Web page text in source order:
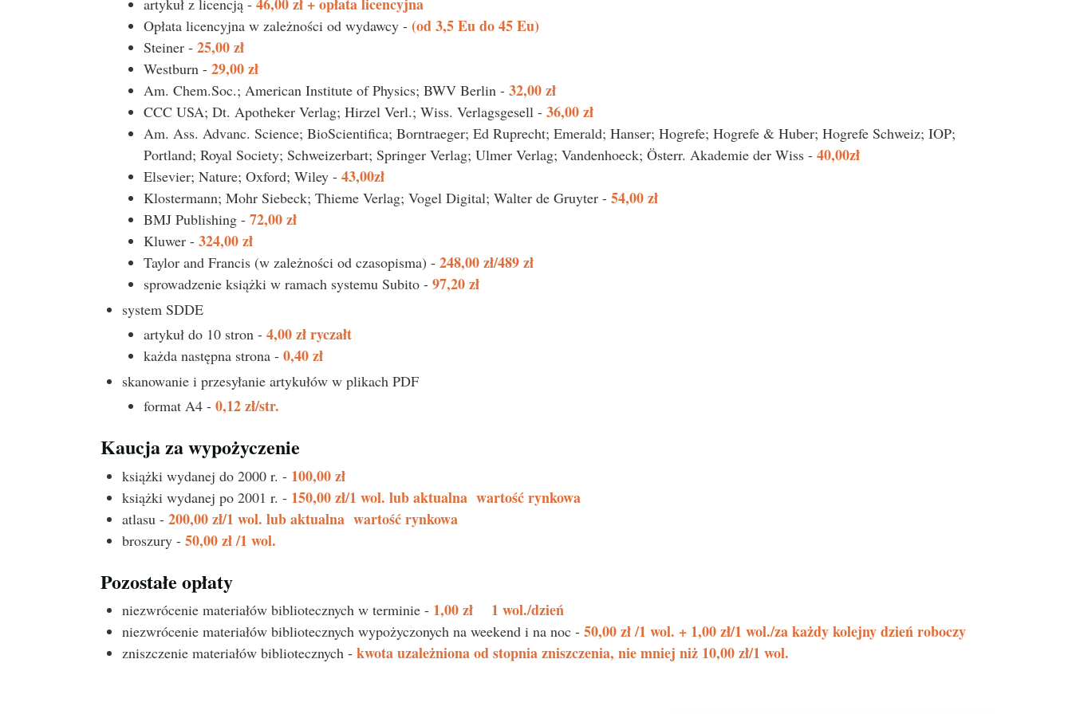
artykuł z licencją -
Opłata licencyjna w zależności od wydawcy - (od 3,5 Eu do 45 Eu)
Steiner - 25,00 zł
Westburn - 29,00 zł
Am. Chem.Soc.; American Institute of Physics; BWV Berlin - 32,00 zł
CCC USA; Dt. Apotheker Verlag; Hirzel Verl.; Wiss. Verlagsgesell - 36,00 zł
Am. Ass. Advanc. Science; BioScientifica; Borntraeger; Ed Ruprecht; Emerald; Hanser; Hogrefe; Hogrefe & Huber; Hogrefe Schweiz; IOP;
Portland; Royal Society; Schweizerbart; Springer Verlag; Ulmer Verlag; Vandenhoeck; Österr. Akademie der Wiss - 40,00zł
Elsevier; Nature; Oxford; Wiley - 43,00zł
Klostermann; Mohr Siebeck; Thieme Verlag; Vogel Digital; Walter de Gruyter - 54,00 zł
BMJ Publishing - 72,00 zł
Kluwer - 324,00 zł
Taylor and Francis (w zależności od czasopisma) - 248,00 zł/489 zł
sprowadzenie książki w ramach systemu Subito - 97,20 zł
system SDDE
artykuł do 10 stron - 4,00 zł ryczałt
każda następna strona - 0,40 zł
skanowanie i przesyłanie artykułów w plikach PDF
format A4 - 0,12 zł/str.
Kaucja za wypożyczenie
książki wydanej do 2000 r. - 100,00 zł
książki wydanej po 2001 r. - 150,00 zł/1 wol. lub aktualna wartość rynkowa
atlasu - 200,00 zł/1 wol. lub aktualna wartość rynkowa
broszury - 50,00 zł /1 wol.
Pozostałe opłaty
niezwrócenie materiałów bibliotecznych w terminie - 1,00 zł 1 wol./dzień
niezwrócenie materiałów bibliotecznych wypożyczonych na weekend i na noc - 50,00 zł /1 wol. + 1,00 zł/1 wol./za każdy kolejny dzień roboczy
zniszczenie materiałów bibliotecznych - kwota uzależniona od stopnia zniszczenia, nie mniej niż 10,00 zł/1 wol.